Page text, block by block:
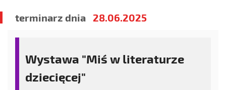
terminarz dnia 28.06.2025
Wystawa "Miś w literaturze
dziecięcej"